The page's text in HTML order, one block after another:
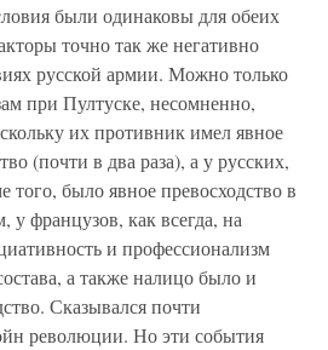
были одинаковы для обеих
точно так же негативно
русской армии. Можно только
при Пултуске, несомненно,
их противник имел явное
(почти в два раза), а у русских,
того, было явное превосходство в
французов, как всегда, на
и профессионализм
а также налицо было и
Сказывался почти
революции. Но эти события